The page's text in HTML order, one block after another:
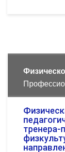
тренера-